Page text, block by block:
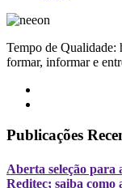
Tempo de Qualidade:
formar, informar e
Publicações
Aberta seleção para
Reditec; saiba como